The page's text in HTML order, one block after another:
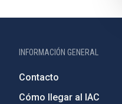
INFORMACIÓN GENERAL
Contacto
Cómo llegar al IAC